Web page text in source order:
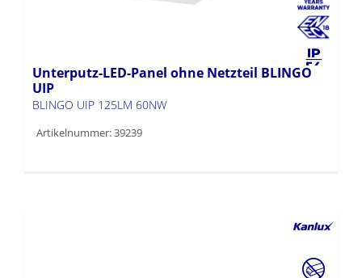
Unterputz-LED-Panel ohne Netzteil BLINGO
UIP
BLINGO UIP 125LM 60NW
Artikelnummer: 39239